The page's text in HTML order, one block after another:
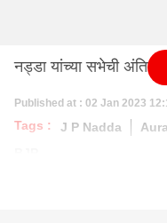
नड्डा यांच्या सभेची
Published at : 02 Jan 2023
Tags : J P Nadda